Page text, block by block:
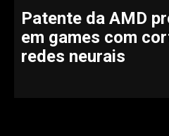
Patente da AMD
em games com
redes neurais